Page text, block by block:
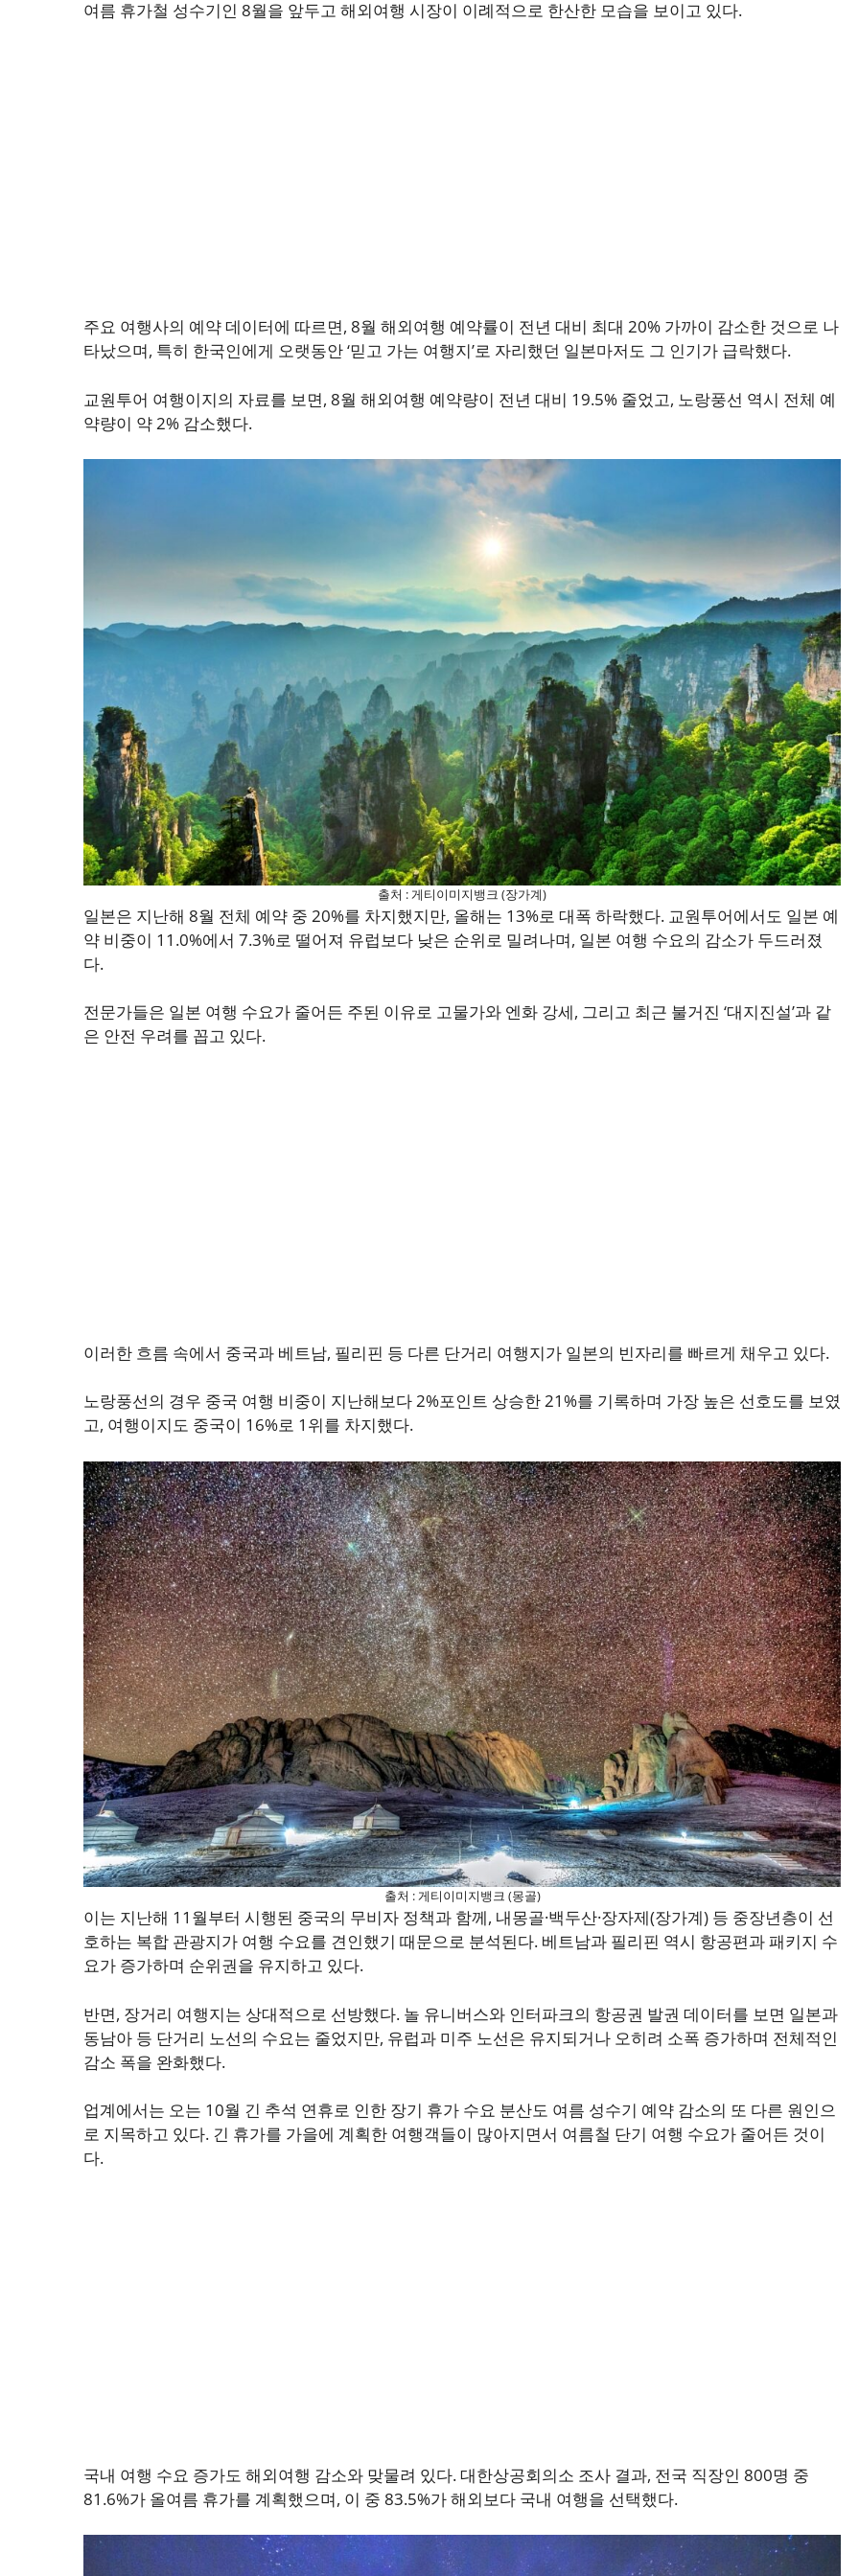
여름 휴가철 성수기인 8월을 앞두고 해외여행 시장이 이례적으로 한산한 모습을 보이고 있다.
주요 여행사의 예약 데이터에 따르면, 8월 해외여행 예약률이 전년 대비 최대 20% 가까이 감소한 것으로 나
타났으며, 특히 한국인에게 오랫동안 ‘믿고 가는 여행지’로 자리했던 일본마저도 그 인기가 급락했다.
교원투어 여행이지의 자료를 보면, 8월 해외여행 예약량이 전년 대비 19.5% 줄었고, 노랑풍선 역시 전체 예
약량이 약 2% 감소했다.
출처 : 게티이미지뱅크 (장가계)
일본은 지난해 8월 전체 예약 중 20%를 차지했지만, 올해는 13%로 대폭 하락했다. 교원투어에서도 일본 예
약 비중이 11.0%에서 7.3%로 떨어져 유럽보다 낮은 순위로 밀려나며, 일본 여행 수요의 감소가 두드러졌
다.
전문가들은 일본 여행 수요가 줄어든 주된 이유로 고물가와 엔화 강세, 그리고 최근 불거진 ‘대지진설’과 같
은 안전 우려를 꼽고 있다.
이러한 흐름 속에서 중국과 베트남, 필리핀 등 다른 단거리 여행지가 일본의 빈자리를 빠르게 채우고 있다.
노랑풍선의 경우 중국 여행 비중이 지난해보다 2%포인트 상승한 21%를 기록하며 가장 높은 선호도를 보였
고, 여행이지도 중국이 16%로 1위를 차지했다.
출처 : 게티이미지뱅크 (몽골)
이는 지난해 11월부터 시행된 중국의 무비자 정책과 함께, 내몽골·백두산·장자제(장가계) 등 중장년층이 선
호하는 복합 관광지가 여행 수요를 견인했기 때문으로 분석된다. 베트남과 필리핀 역시 항공편과 패키지 수
요가 증가하며 순위권을 유지하고 있다.
반면, 장거리 여행지는 상대적으로 선방했다. 놀 유니버스와 인터파크의 항공권 발권 데이터를 보면 일본과
동남아 등 단거리 노선의 수요는 줄었지만, 유럽과 미주 노선은 유지되거나 오히려 소폭 증가하며 전체적인
감소 폭을 완화했다.
업계에서는 오는 10월 긴 추석 연휴로 인한 장기 휴가 수요 분산도 여름 성수기 예약 감소의 또 다른 원인으
로 지목하고 있다. 긴 휴가를 가을에 계획한 여행객들이 많아지면서 여름철 단기 여행 수요가 줄어든 것이
다.
국내 여행 수요 증가도 해외여행 감소와 맞물려 있다. 대한상공회의소 조사 결과, 전국 직장인 800명 중
81.6%가 올여름 휴가를 계획했으며, 이 중 83.5%가 해외보다 국내 여행을 선택했다.